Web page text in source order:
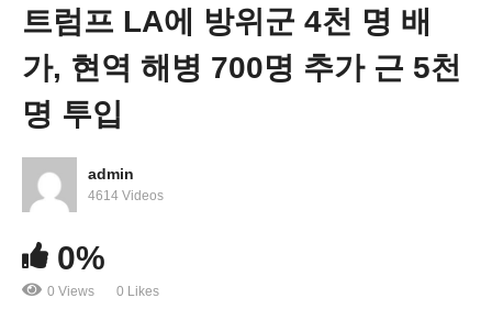
트럼프, 캘리포니아 EV 규제 무효화 서명
트럼프 LA에 방위군 4천 명 배
가, 현역 해병 700명 추가 근 5천
명 투입
admin
4614 Videos
0%
0 Views 0 Likes